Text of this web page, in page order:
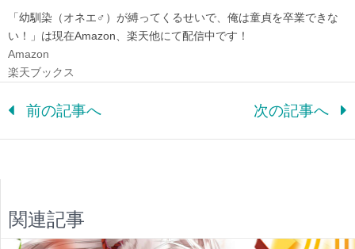
「幼馴染（オネエ♂）が縛ってくるせいで、俺は童貞を卒業できな
い！」は現在Amazon、楽天他にて配信中です！
Amazon
楽天ブックス
前の記事へ 次の記事へ
関連記事